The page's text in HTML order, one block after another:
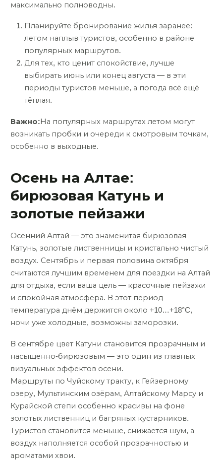
максимально полноводны.
Планируйте бронирование жилья заранее:
летом наплыв туристов, особенно в районе
популярных маршрутов.
Для тех, кто ценит спокойствие, лучше
выбирать июнь или конец августа — в эти
периоды туристов меньше, а погода всё ещё
тёплая.
Важно: На популярных маршрутах летом могут
возникать пробки и очереди к смотровым точкам,
особенно в выходные.
Осень на Алтае:
бирюзовая Катунь и
золотые пейзажи
Осенний Алтай — это знаменитая бирюзовая
Катунь, золотые лиственницы и кристально чистый
воздух. Сентябрь и первая половина октября
считаются лучшим временем для поездки на Алтай
для отдыха, если ваша цель — красочные пейзажи
и спокойная атмосфера. В этот период
температура днём держится около +10…+18°C,
ночи уже холодные, возможны заморозки.
В сентябре цвет Катуни становится прозрачным и
насыщенно-бирюзовым — это один из главных
визуальных эффектов осени.
Маршруты по Чуйскому тракту, к Гейзерному
озеру, Мультинским озёрам, Алтайскому Марсу и
Курайской степи особенно красивы на фоне
золотых лиственниц и багряных кустарников.
Туристов становится меньше, снижается шум, а
воздух наполняется особой прозрачностью и
ароматами хвои.